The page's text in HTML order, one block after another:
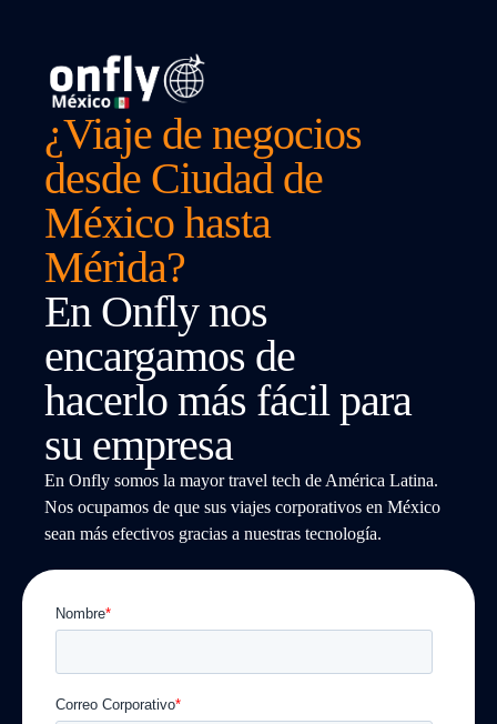
¿Viaje de negocios
desde Ciudad de
México hasta
Mérida?
En Onfly nos
encargamos de
hacerlo más fácil para
su empresa
En Onfly somos la mayor travel tech de América Latina.
Nos ocupamos de que sus viajes corporativos en México
sean más efectivos gracias a nuestras tecnología.